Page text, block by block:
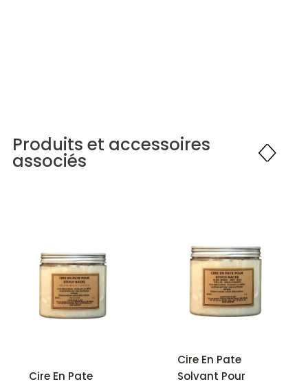
Produits et accessoires
associés
Cire En Pate
Cire En Pate
Solvant Pour